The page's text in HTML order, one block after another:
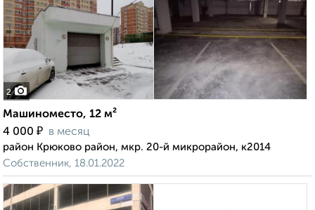
2
Машиноместо, 12 м²
4 000 ₽ в месяц
район Крюково район, мкр. 20-й микрорайон, к2014
Собственник, 18.01.2022